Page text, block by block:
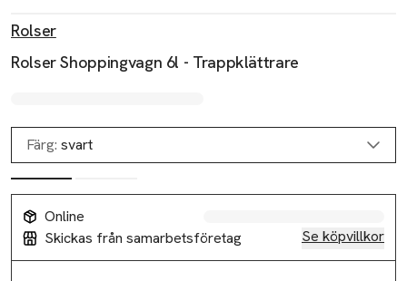
Rolser
Rolser Shoppingvagn 6l - Trappklättrare
Färg: svart
Online
Skickas från samarbetsföretag
Se köpvillkor